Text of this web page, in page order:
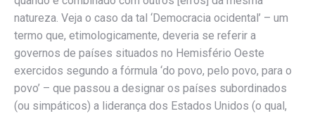
natureza. Veja o caso da tal ‘Democracia ocidental’ – um
termo que, etimologicamente, deveria se referir a
governos de países situados no Hemisfério Oeste
exercidos segundo a fórmula ‘do povo, pelo povo, para o
povo’ – que passou a designar os países subordinados
(ou simpáticos) a liderança dos Estados Unidos (o qual,